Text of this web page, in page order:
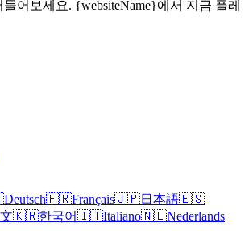
어보세요. {websiteName}에서 지금 플레
Deutsch🇫🇷Français🇯🇵日本語🇪🇸
🇰🇷한국어🇮🇹Italiano🇳🇱Nederlands